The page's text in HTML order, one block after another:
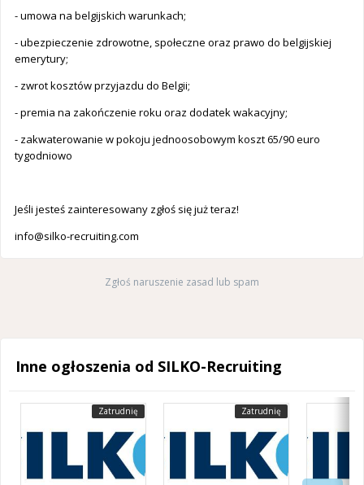
- umowa na belgijskich warunkach;
- ubezpieczenie zdrowotne, społeczne oraz prawo do belgijskiej
emerytury;
- zwrot kosztów przyjazdu do Belgii;
- premia na zakończenie roku oraz dodatek wakacyjny;
- zakwaterowanie w pokoju jednoosobowym koszt 65/90 euro
tygodniowo
Jeśli jesteś zainteresowany zgłoś się już teraz!
info@silko-recruiting.com
Zgłoś naruszenie zasad lub spam
Inne ogłoszenia od SILKO-Recruiting
Zatrudnię Zatrudnię